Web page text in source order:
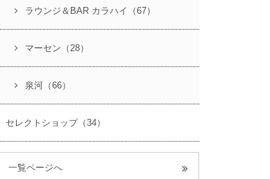
ラウンジ＆BAR カラハイ（67）
マーセン（28）
泉河（66）
セレクトショップ（34）
一覧ページへ